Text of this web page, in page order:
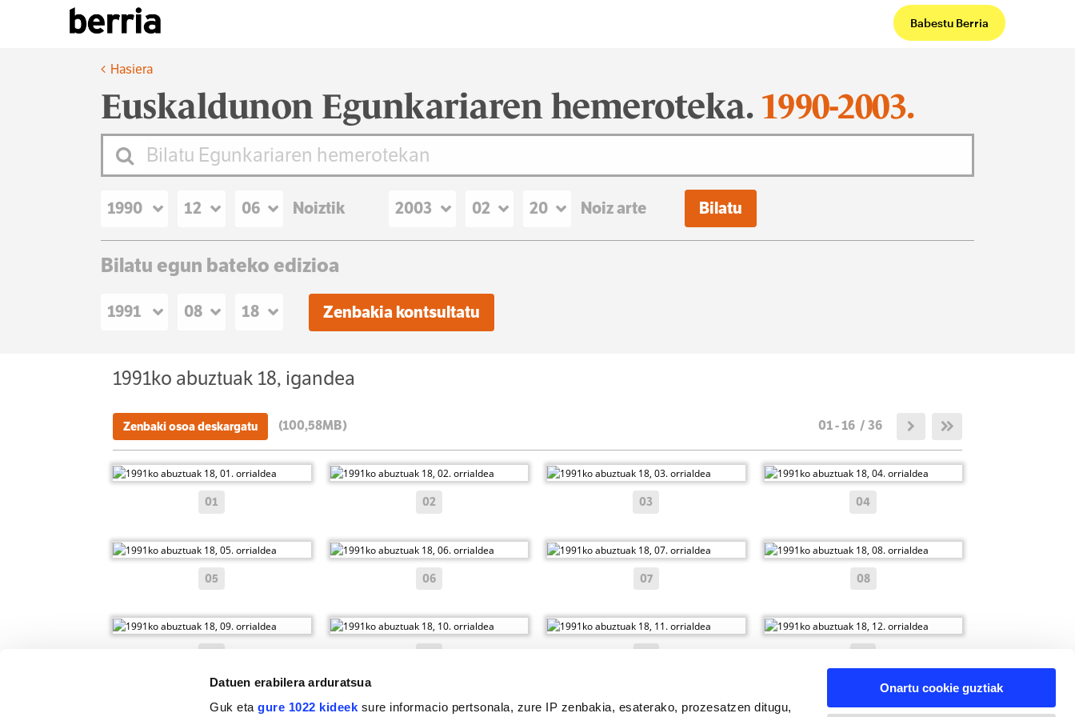
Datuen erabilera arduratsua
Guk etagure 1022 kideek sure informacio pertsonala, zure IP zenbakia, esaterako, prozesatzen ditugu,
Onartu cookie guztiak
Babestu Berria
Hasiera
Euskaldunon Egunkariaren hemeroteka. 1990-2003.
Noiztik Noiz arte
Bilatu egun bateko edizioa
1991ko abuztuak 18, igandea
Zenbaki osoa deskargatu (100,58MB) 01 - 16 / 36
01 02 03 04
05 06 07 08